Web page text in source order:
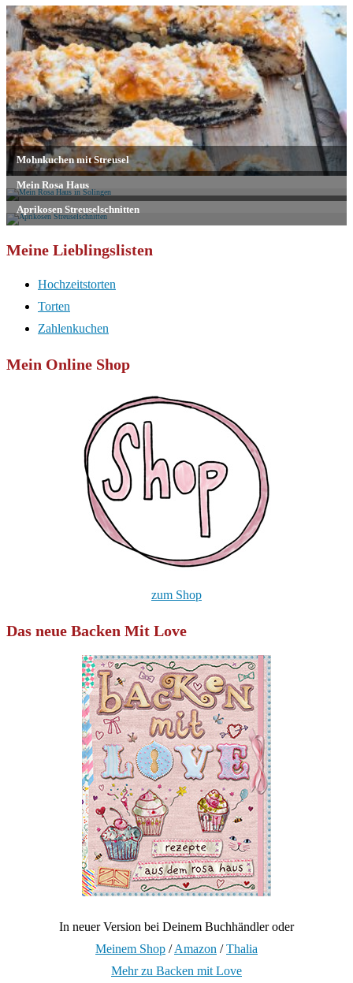
Meine Lieblingslisten
Hochzeitstorten
Torten
Zahlenkuchen
Mein Online Shop
zum Shop
Das neue Backen Mit Love
In neuer Version bei Deinem Buchhändler oder
Meinem Shop /Amazon /Thalia
Mehr zu Backen mit Love